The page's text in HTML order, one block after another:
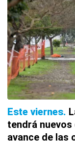
Este viernes
tendrá
avance de las